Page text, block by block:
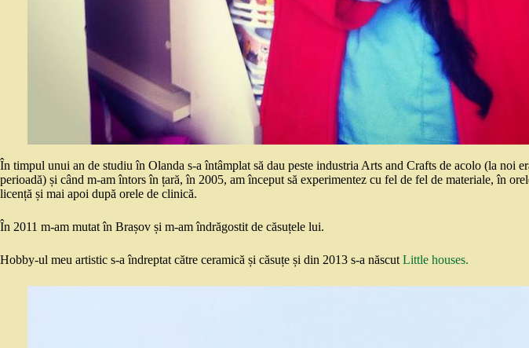
În timpul unui an de studiu în Olanda s-a întâmplat să dau peste industria Arts and Crafts de acolo (la noi
perioadă) și când m-am întors în țară, în 2005, am început să experimentez cu fel de fel de materiale, în
licență și mai apoi după orele de clinică.
În 2011 m-am mutat în Brașov și m-am îndrăgostit de căsuțele lui.
Hobby-ul meu artistic s-a îndreptat către ceramică și căsuțe și din 2013 s-a născut Little houses.